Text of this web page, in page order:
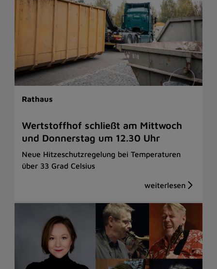
Rathaus
Wertstoffhof schließt am Mittwoch
und Donnerstag um 12.30 Uhr
Neue Hitzeschutzregelung bei Temperaturen
über 33 Grad Celsius